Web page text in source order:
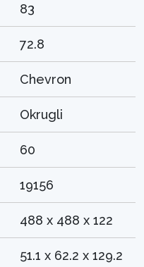
83
72.8
Chevron
Okrugli
60
19156
488 x 488 x 122
51.1 x 62.2 x 129.2